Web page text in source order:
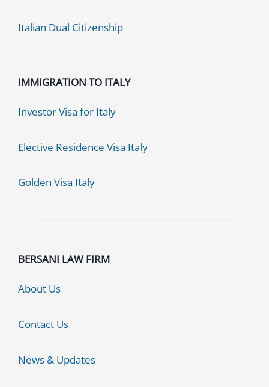
Italian Dual Citizenship
IMMIGRATION TO ITALY
Investor Visa for Italy
Elective Residence Visa Italy
Golden Visa Italy
BERSANI LAW FIRM
About Us
Contact Us
News & Updates